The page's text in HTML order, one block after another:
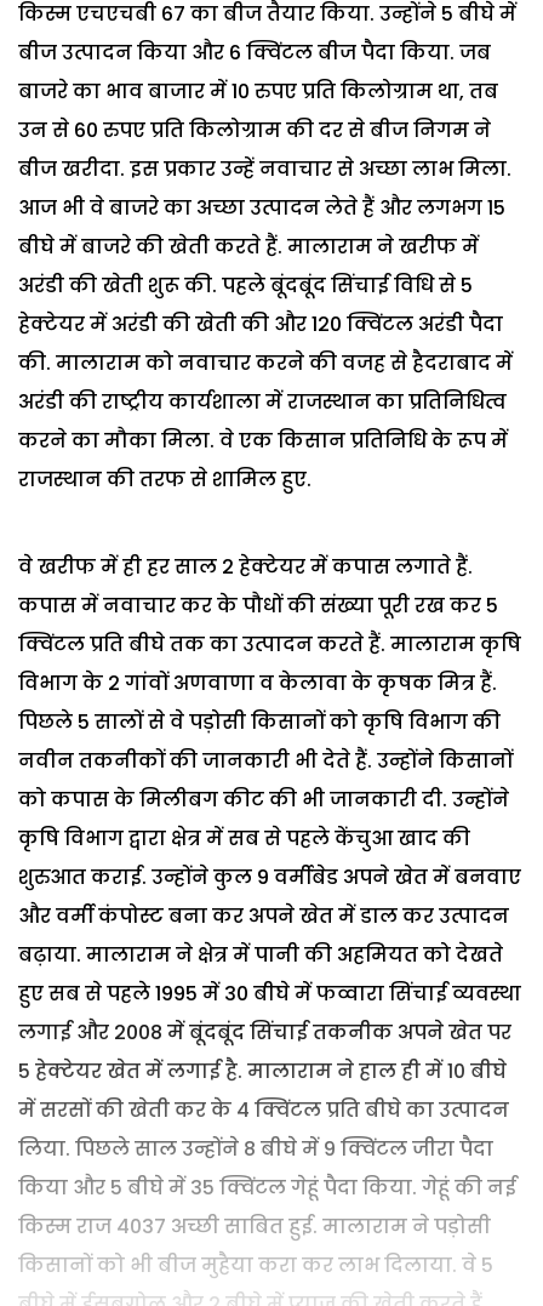
किस्म एचएचबी 67 का बीज तैयार किया. उन्होंने 5 बीघे में
बीज उत्पादन किया और 6 क्विंटल बीज पैदा किया. जब
बाजरे का भाव बाजार में 10 रुपए प्रति किलोग्राम था, तब
उन से 60 रुपए प्रति किलोग्राम की दर से बीज निगम ने
बीज खरीदा. इस प्रकार उन्हें नवाचार से अच्छा लाभ मिला.
आज भी वे बाजरे का अच्छा उत्पादन लेते हैं और लगभग 15
बीघे में बाजरे की खेती करते हैं. मालाराम ने खरीफ में
अरंडी की खेती शुरू की. पहले बूंदबूंद सिंचाई विधि से 5
हेक्टेयर में अरंडी की खेती की और 120 क्विंटल अरंडी पैदा
की. मालाराम को नवाचार करने की वजह से हैदराबाद में
अरंडी की राष्ट्रीय कार्यशाला में राजस्थान का प्रतिनिधित्व
करने का मौका मिला. वे एक किसान प्रतिनिधि के रूप में
राजस्थान की तरफ से शामिल हुए.
वे खरीफ में ही हर साल 2 हेक्टेयर में कपास लगाते हैं.
कपास में नवाचार कर के पौधों की संख्या पूरी रख कर 5
क्विंटल प्रति बीघे तक का उत्पादन करते हैं. मालाराम कृषि
विभाग के 2 गांवों अणवाणा व केलावा के कृषक मित्र हैं.
पिछले 5 सालों से वे पड़ोसी किसानों को कृषि विभाग की
नवीन तकनीकों की जानकारी भी देते हैं. उन्होंने किसानों
को कपास के मिलीबग कीट की भी जानकारी दी. उन्होंने
कृषि विभाग द्वारा क्षेत्र में सब से पहले केंचुआ खाद की
शुरुआत कराई. उन्होंने कुल 9 वर्मीबेड अपने खेत में बनवाए
और वर्मी कंपोस्ट बना कर अपने खेत में डाल कर उत्पादन
बढ़ाया. मालाराम ने क्षेत्र में पानी की अहमियत को देखते
हुए सब से पहले 1995 में 30 बीघे में फव्वारा सिंचाई व्यवस्था
लगाई और 2008 में बूंदबूंद सिंचाई तकनीक अपने खेत पर
5 हेक्टेयर खेत में लगाई है. मालाराम ने हाल ही में 10 बीघे
में सरसों की खेती कर के 4 क्विंटल प्रति बीघे का उत्पादन
लिया. पिछले साल उन्होंने 8 बीघे में 9 क्विंटल जीरा पैदा
किया और 5 बीघे में 35 क्विंटल गेहूं पैदा किया. गेहूं की नई
किस्म राज 4037 अच्छी साबित हुई. मालाराम ने पड़ोसी
किसानों को भी बीज मुहैया करा कर लाभ दिलाया. वे 5